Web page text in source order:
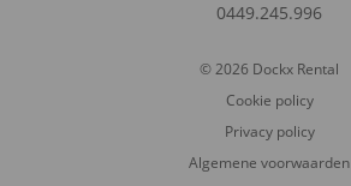
0449.245.996
© 2026 Dockx Rental
Cookie policy
Privacy policy
Algemene voorwaarden